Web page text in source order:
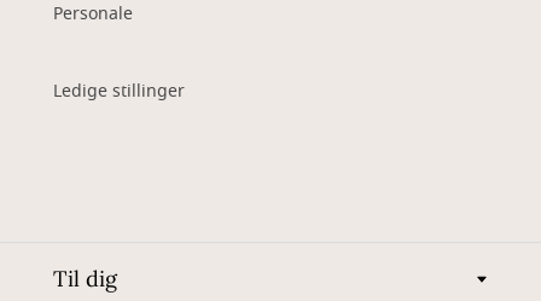
Personale
Ledige stillinger
Til dig